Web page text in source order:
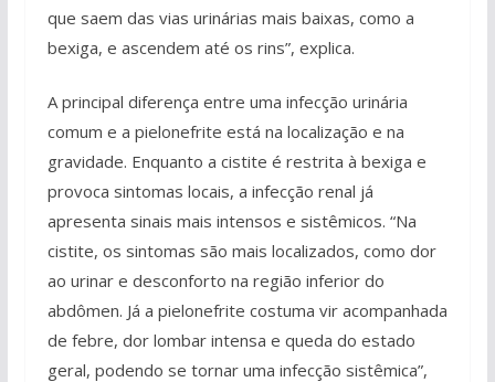
que saem das vias urinárias mais baixas, como a
bexiga, e ascendem até os rins”, explica.
A principal diferença entre uma infecção urinária
comum e a pielonefrite está na localização e na
gravidade. Enquanto a cistite é restrita à bexiga e
provoca sintomas locais, a infecção renal já
apresenta sinais mais intensos e sistêmicos. “Na
cistite, os sintomas são mais localizados, como dor
ao urinar e desconforto na região inferior do
abdômen. Já a pielonefrite costuma vir acompanhada
de febre, dor lombar intensa e queda do estado
geral, podendo se tornar uma infecção sistêmica”,